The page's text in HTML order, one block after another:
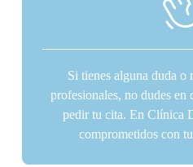
Si tienes alguna duda o
profesionales, no dudes en
pedir tu cita. En Clínica
comprometidos con